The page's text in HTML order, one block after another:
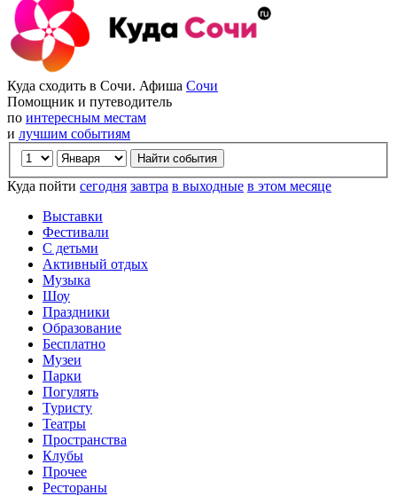
Куда сходить в Сочи. Афиша Сочи
Помощник и путеводитель
по интересным местам
и лучшим событиям
Куда пойти сегодня завтра в выходные в этом месяце
Выставки
Фестивали
С детьми
Активный отдых
Музыка
Шоу
Праздники
Образование
Бесплатно
Музеи
Парки
Погулять
Туристу
Театры
Пространства
Клубы
Прочее
Рестораны